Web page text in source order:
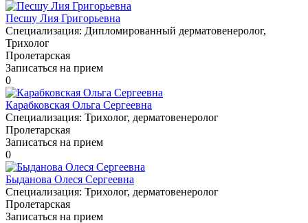
Песшу Лия Григорьевна
Специализация: Дипломированный дерматовенеролог,
Трихолог
Пролетарская
Записаться на прием
0
Карабковская Ольга Сергеевна
Специализация: Трихолог, дерматовенеролог
Пролетарская
Записаться на прием
0
Быданова Олеся Сергеевна
Специализация: Трихолог, дерматовенеролог
Пролетарская
Записаться на прием